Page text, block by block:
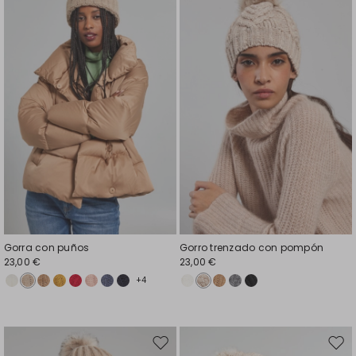
Gorra con puños
23,00 €
+4
Gorro trenzado con pompón
23,00 €
Mover